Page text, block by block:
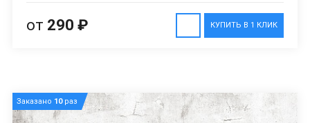
КУПИТЬ В 1 КЛИК
от 290 ₽
Заказано 10раз